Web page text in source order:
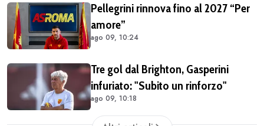
Pellegrini rinnova fino al 2027 “Per
amore”
ago 09, 10:24
Tre gol dal Brighton, Gasperini
infuriato: "Subito un rinforzo"
ago 09, 10:18